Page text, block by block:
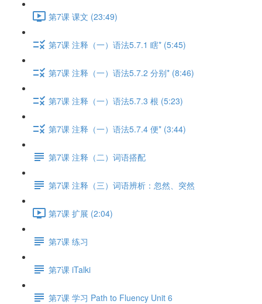
第7课 课文 (23:49)
第7课 注释（一）语法5.7.1 瞎* (5:45)
第7课 注释（一）语法5.7.2 分别* (8:46)
第7课 注释（一）语法5.7.3 根 (5:23)
第7课 注释（一）语法5.7.4 便* (3:44)
第7课 注释（二）词语搭配
第7课 注释（三）词语辨析：忽然、突然
第7课 扩展 (2:04)
第7课 练习
第7课 iTalki
第7课 学习 Path to Fluency Unit 6